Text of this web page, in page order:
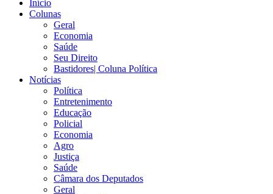
Início
Colunas
Geral
Economia
Saúde
Seu Direito
Bastidores| Coluna Política
Notícias
Política
Entretenimento
Educação
Policial
Economia
Agro
Justiça
Saúde
Câmara dos Deputados
Geral